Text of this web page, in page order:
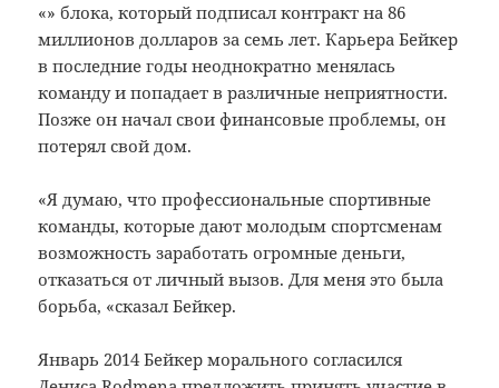
«» блока, который подписал контракт на 86
миллионов долларов за семь лет.Карьера Бейкер
в последние годы неоднократно менялась
команду и попадает в различные неприятности.
Позже он начал свои финансовые проблемы, он
потерял свой дом.
«Я думаю, что профессиональные спортивные
команды, которые дают молодым спортсменам
возможность заработать огромные деньги,
отказаться от личный вызов.Для меня это была
борьба, «сказал Бейкер.
Январь 2014 Бейкер морального согласился